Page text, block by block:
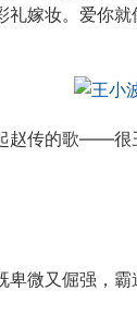
嫁妆。爱你就
赵传的歌——很
微又倔强，霸